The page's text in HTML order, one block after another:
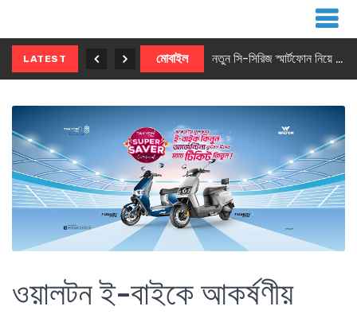
LATEST মোবাইল নতুন সি-সিরিজ স্মার্টফোন নিয়ে আসছে রিয়েলমি
ওয়ালটন ই-বাইকে আকর্ষণীয়